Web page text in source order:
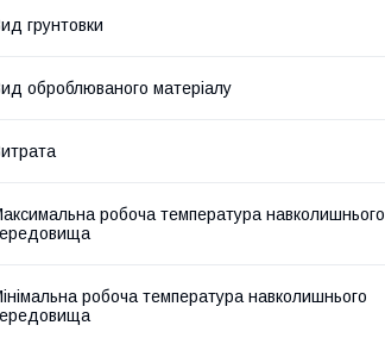
грунтовки
оброблюваного матеріалу
робоча температура навколишнього
робоча температура навколишнього